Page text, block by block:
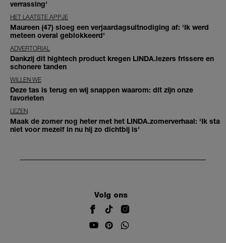
verrassing'
HET LAATSTE APPJE
Maureen (47) sloeg een verjaardagsuitnodiging af: 'Ik werd
meteen overal geblokkeerd'
ADVERTORIAL
Dankzij dit hightech product kregen LINDA.lezers frissere en
schonere tanden
WILLEN WE
Deze tas is terug en wij snappen waarom: dít zijn onze
favorieten
LEZEN
Maak de zomer nog heter met het LINDA.zomerverhaal: 'Ik sta
niet voor mezelf in nu hij zo dichtbij is'
Volg ons